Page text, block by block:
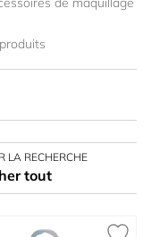
LA RECHERCHE
tout